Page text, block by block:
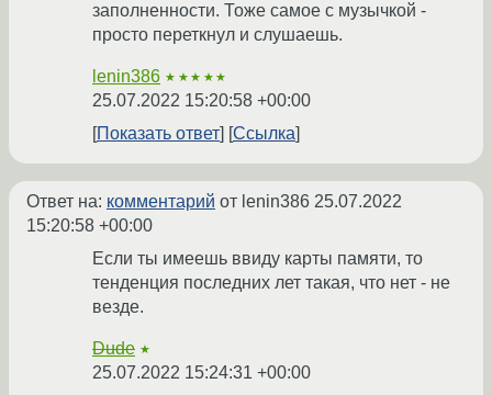
заполненности. Тоже самое с музычкой -
просто переткнул и слушаешь.
lenin386 ★★★★★
25.07.2022 15:20:58 +00:00
Показать ответ
Ссылка
Ответ на: комментарий от lenin386 25.07.2022
15:20:58 +00:00
Если ты имеешь ввиду карты памяти, то
тенденция последних лет такая, что нет - не
везде.
Dude ★
25.07.2022 15:24:31 +00:00